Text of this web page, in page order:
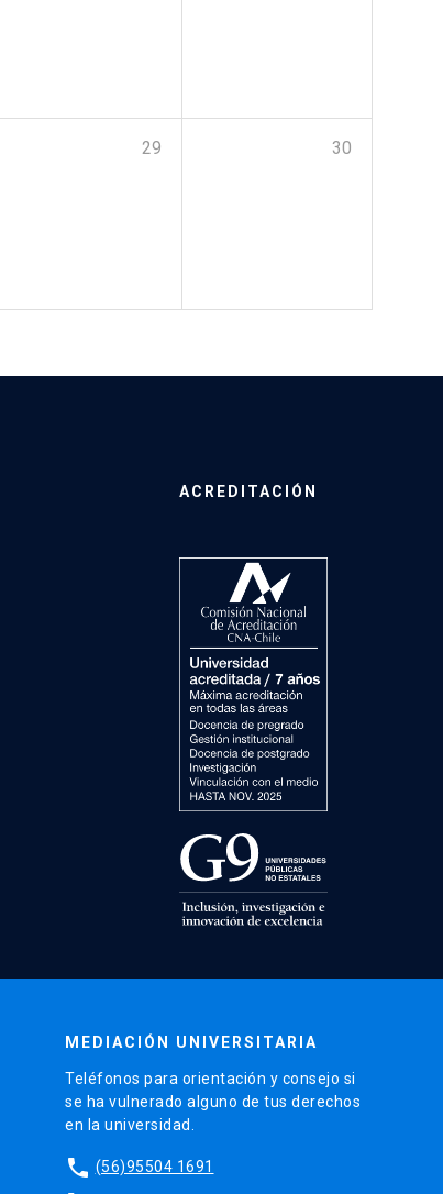
29 30
ACREDITACIÓN
MEDIACIÓN UNIVERSITARIA
Teléfonos para orientación y consejo si
se ha vulnerado alguno de tus derechos
en la universidad.
phone (56)95504 1691